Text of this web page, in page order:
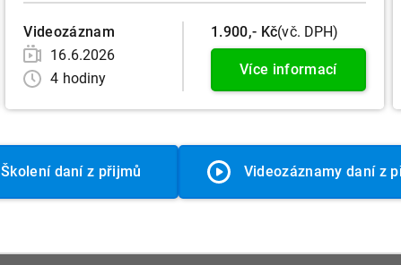
Videozáznam
16.6.2026
4 hodiny
1.900,- Kč(vč. DPH)
Více informací
Školení daní z přijmů Videozáznamy daní z